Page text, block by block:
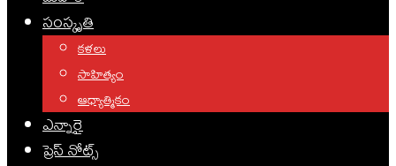
సంస్కృతి
కళలు
సాహిత్యం
ఆధ్యాత్మికం
ఎన్నారై
ప్రెస్ నోట్స్